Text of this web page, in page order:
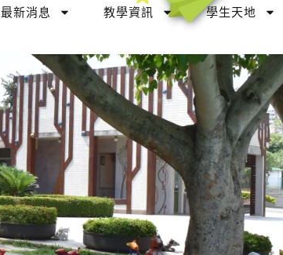
最新消息 教學資訊 學生天地